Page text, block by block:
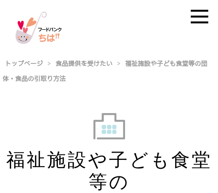
トップページ > 食品提供を受けたい > 福祉施設や子ども食堂等の団
体・食品の引取り方法
福祉施設や子ども食堂
等の